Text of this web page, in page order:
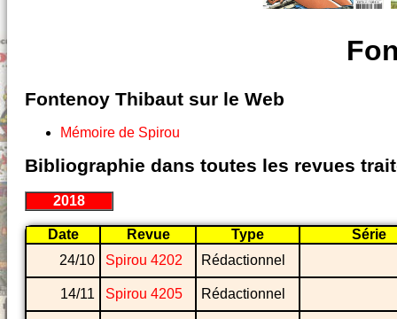
Fontenoy Thibaut sur le Web
Mémoire de Spirou
Bibliographie dans toutes les revues
2018
Date Revue Type
Série
24/10
Spirou 4202 Rédactionnel
14/11 Spirou 4205 Rédactionnel